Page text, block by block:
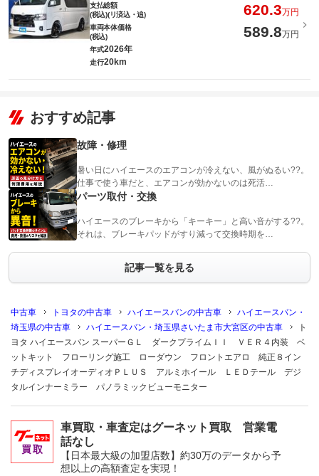
支払総額
(税込)(リ済込・追)
620.3万円
車両本体価格
(税込)
589.8万円
年式2026年
走行20km
おすすめ記事
故障・修理
暑い日にハイエースのエアコンが冷えない、風がぬるい??。
仕事で使う車だと、エアコンが効かないのは死活…
パーツ取付・交換
ハイエースのブレーキから「キーキー」と高い音がする??。
それは、ブレーキパッドがすり減って交換時期を…
記事一覧を見る
中古車 トヨタの中古車 ハイエースバンの中古車
ハイエースバン・
埼玉県の中古車
ハイエースバン・埼玉県さいたま市大宮区の中古車
ト
ヨタ ハイエースバン スーパーＧＬ ダークプライムＩＩ ＶＥＲ４内装 ベ
ットキット フローリング施工 ローダウン フロントエアロ 純正８イン
チディスプレイオーディオＰＬＵＳ アルミホイール ＬＥＤテール デジ
タルインナーミラー パノラミックビューモニター
車買取・車査定はグーネット買取 営業電
話なし
【日本最大級の加盟店数】約30万のデータから予
想以上の高額査定を実現！